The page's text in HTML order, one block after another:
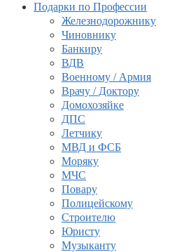
Подарки по Профессии
Железнодорожнику
Чиновнику
Банкиру
ВДВ
Военному / Армия
Врачу / Доктору
Домохозяйке
ДПС
Летчику
МВД и ФСБ
Моряку
МЧС
Повару
Полицейскому
Строителю
Юристу
Музыканту